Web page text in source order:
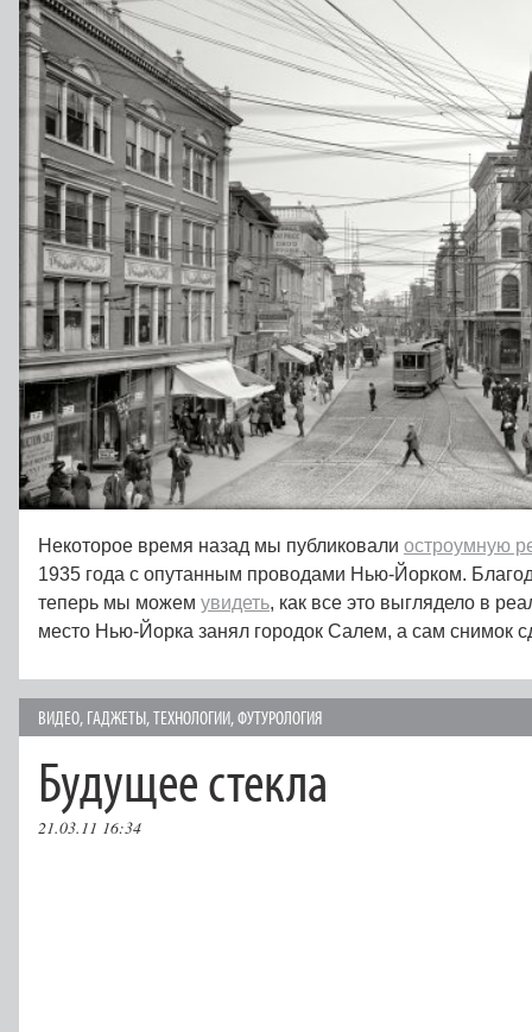
Некоторое время назад мы публиковали остроумную
1935 года с опутанным проводами Нью-Йорком.
теперь мы можем увидеть, как все это выглядело в
место Нью-Йорка занял городок Салем, а сам снимок
ВИДЕО, ГAДЖЕТЫ,ТЕХНОЛОГИИ,ФУТУРОЛОГИЯ
Будущее стекла
21.03.11 16:34